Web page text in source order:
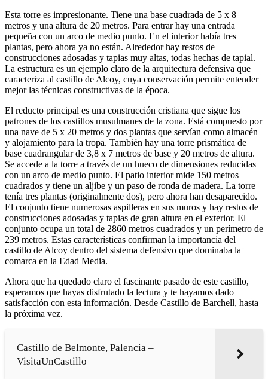
Esta torre es impresionante. Tiene una base cuadrada de 5 x 8
metros y una altura de 20 metros. Para entrar hay una entrada
pequeña con un arco de medio punto. En el interior había tres
plantas, pero ahora ya no están. Alrededor hay restos de
construcciones adosadas y tapias muy altas, todas hechas de tapial.
La estructura es un ejemplo claro de la arquitectura defensiva que
caracteriza al castillo de Alcoy, cuya conservación permite entender
mejor las técnicas constructivas de la época.
El reducto principal es una construcción cristiana que sigue los
patrones de los castillos musulmanes de la zona. Está compuesto por
una nave de 5 x 20 metros y dos plantas que servían como almacén
y alojamiento para la tropa. También hay una torre prismática de
base cuadrangular de 3,8 x 7 metros de base y 20 metros de altura.
Se accede a la torre a través de un hueco de dimensiones reducidas
con un arco de medio punto. El patio interior mide 150 metros
cuadrados y tiene un aljibe y un paso de ronda de madera. La torre
tenía tres plantas (originalmente dos), pero ahora han desaparecido.
El conjunto tiene numerosas aspilleras en sus muros y hay restos de
construcciones adosadas y tapias de gran altura en el exterior. El
conjunto ocupa un total de 2860 metros cuadrados y un perímetro de
239 metros. Estas características confirman la importancia del
castillo de Alcoy dentro del sistema defensivo que dominaba la
comarca en la Edad Media.
Ahora que ha quedado claro el fascinante pasado de este castillo,
esperamos que hayas disfrutado la lectura y te hayamos dado
satisfacción con esta información. Desde Castillo de Barchell, hasta
la próxima vez.
Castillo de Belmonte, Palencia –
VisitaUnCastillo